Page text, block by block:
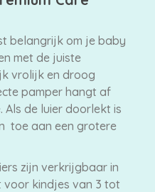
belangrijk om je baby
met de juiste
vrolijk en droog
pamper hangt af
Als de luier doorlekt is
toe aan een grotere
zijn verkrijgbaar in
voor kindjes van 3 tot